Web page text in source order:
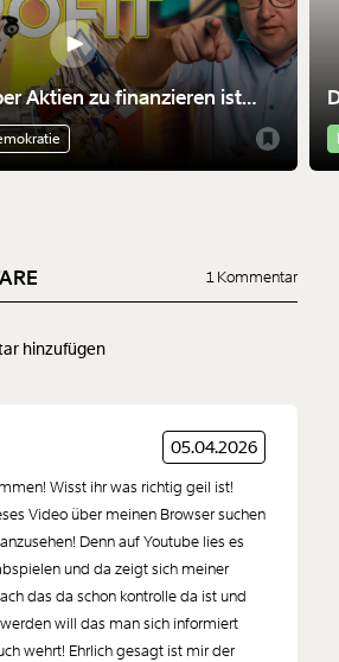
Aktien zu finanzieren ist
Sie macht die Finanzmärkte
1 Kommentar
hinzufügen
Feldes wird nicht öffentlich zugänglich angezeigt.
05.04.2026
Wisst ihr was richtig geil ist!
Video über meinen Browser suchen
Denn auf Youtube lies es
und da zeigt sich meiner
das da schon kontrolle da ist und
will das man sich informiert
wehrt! Ehrlich gesagt ist mir der